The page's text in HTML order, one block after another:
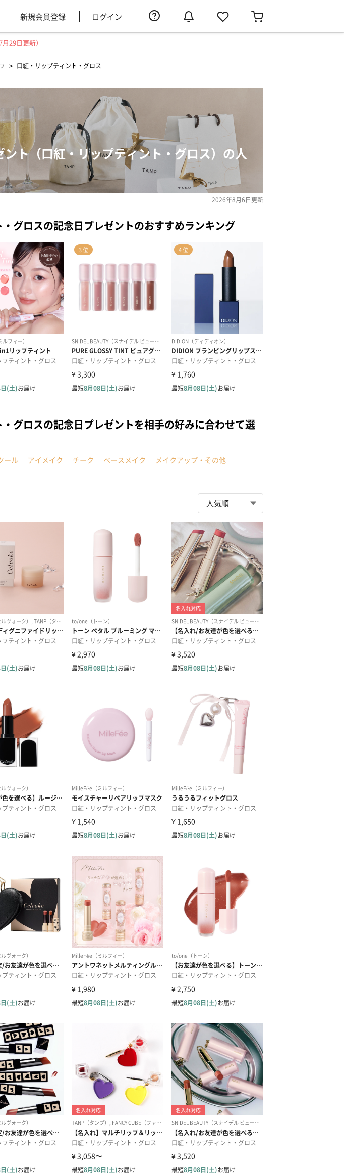
新規会員登録 ログイン
29日更新）
> 口紅・リップティント・グロス
ト（口紅・リップティント・グロス）の人
2026年8月6日更新
グロスの記念日プレゼントのおすすめランキング
グロスの記念日プレゼントを相手の好みに合わせて選
ール アイメイク チーク ベースメイク メイクアップ・その他